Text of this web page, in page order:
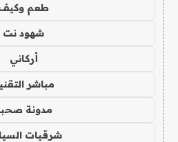
طعم
شهود نت
أركاني
مباشر
مدونة
شرقيات